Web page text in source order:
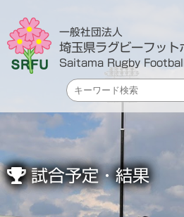
一般社団法人
埼玉県ラグビーフット
Saitama Rugby
試合予定・結果